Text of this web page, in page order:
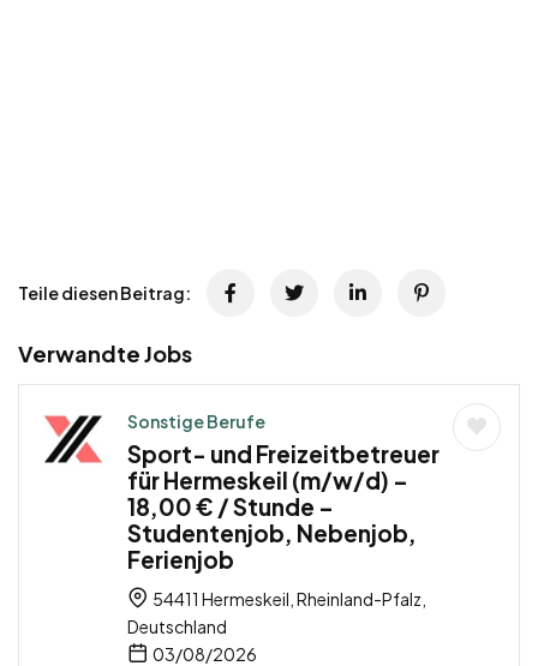
Teile diesen Beitrag:
Verwandte Jobs
Sonstige Berufe
Sport- und Freizeitbetreuer
für Hermeskeil (m/w/d) –
18,00 € / Stunde –
Studentenjob, Nebenjob,
Ferienjob
54411 Hermeskeil, Rheinland-Pfalz,
Deutschland
03/08/2026